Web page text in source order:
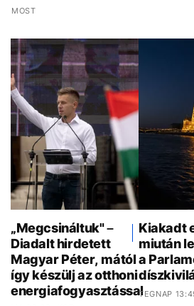
MOST
„Megcsináltuk" –
Diadalt hirdetett
Magyar Péter, mától
így készülj az otthoni
energiafogyasztással
Kiakadt
miután
a
TEGNAP